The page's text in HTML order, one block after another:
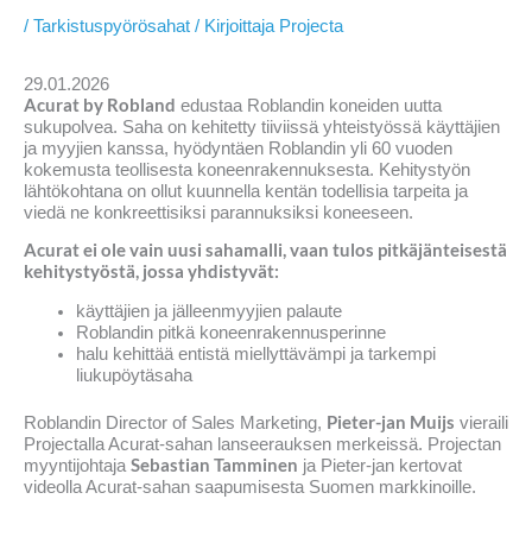
/ Tarkistuspyörösahat / Kirjoittaja Projecta
29.01.2026
Acurat by Robland edustaa Roblandin koneiden uutta
sukupolvea. Saha on kehitetty tiiviissä yhteistyössä käyttäjien
ja myyjien kanssa, hyödyntäen Roblandin yli 60 vuoden
kokemusta teollisesta koneenrakennuksesta. Kehitystyön
lähtökohtana on ollut kuunnella kentän todellisia tarpeita ja
viedä ne konkreettisiksi parannuksiksi koneeseen.
Acurat ei ole vain uusi sahamalli, vaan tulos pitkäjänteisestä
kehitystyöstä, jossa yhdistyvät:
käyttäjien ja jälleenmyyjien palaute
Roblandin pitkä koneenrakennusperinne
halu kehittää entistä miellyttävämpi ja tarkempi
liukupöytäsaha
Roblandin Director of Sales Marketing, Pieter-jan Muijs vieraili
Projectalla Acurat-sahan lanseerauksen merkeissä. Projectan
myyntijohtaja Sebastian Tamminen ja Pieter-jan kertovat
videolla Acurat-sahan saapumisesta Suomen markkinoille.